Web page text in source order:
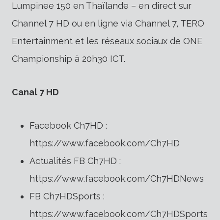
Lumpinee 150 en Thaïlande – en direct sur
Channel 7 HD ou en ligne via Channel 7, TERO
Entertainment et les réseaux sociaux de ONE
Championship à 20h30 ICT.
Canal 7 HD
Facebook Ch7HD :
https://www.facebook.com/Ch7HD
Actualités FB Ch7HD :
https://www.facebook.com/Ch7HDNews
FB Ch7HDSports :
https://www.facebook.com/Ch7HDSports